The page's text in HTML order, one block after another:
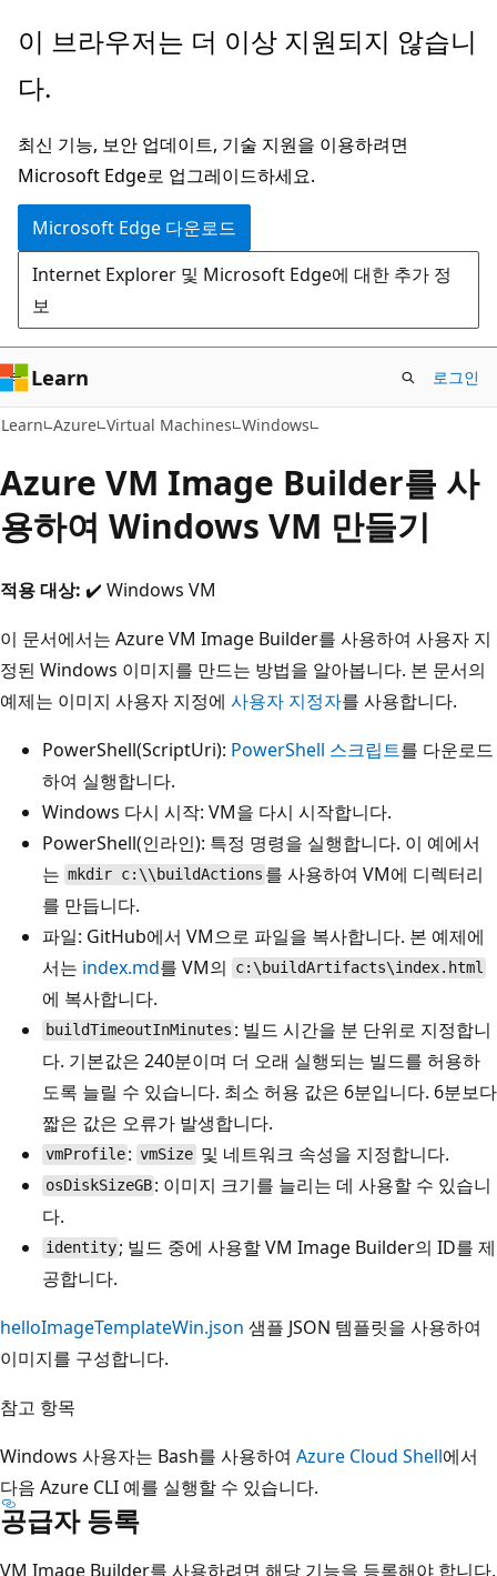
주
콘
츠
로
건
너
뛰
기
이 브라우저는 더 이상 지원되지 않습니
다.
최신 기능, 보안 업데이트, 기술 지원을 이용하려면
Microsoft Edge로 업그레이드하세요.
Microsoft Edge 다운로드
Internet Explorer 및 Microsoft Edge에 대한 추가 정
보
Learn 로그인
Learn Azure Virtual Machines Windows
Azure VM Image Builder를 사
용하여 Windows VM 만들기
적용 대상: ✔️ Windows VM
이 문서에서는 Azure VM Image Builder를 사용하여 사용자 지
정된 Windows 이미지를 만드는 방법을 알아봅니다. 본 문서의
예제는 이미지 사용자 지정에 사용자 지정자를 사용합니다.
PowerShell(ScriptUri): PowerShell 스크립트를 다운로드
하여 실행합니다.
Windows 다시 시작: VM을 다시 시작합니다.
PowerShell(인라인): 특정 명령을 실행합니다. 이 예에서
는 mkdir c:\\buildActions 를 사용하여 VM에 디렉터리
를 만듭니다.
파일: GitHub에서 VM으로 파일을 복사합니다. 본 예제에
서는 index.md를 VM의 c:\buildArtifacts\index.html
에 복사합니다.
buildTimeoutInMinutes : 빌드 시간을 분 단위로 지정합니
다. 기본값은 240분이며 더 오래 실행되는 빌드를 허용하
도록 늘릴 수 있습니다. 최소 허용 값은 6분입니다. 6분보다
짧은 값은 오류가 발생합니다.
vmProfile : vmSize 및 네트워크 속성을 지정합니다.
osDiskSizeGB : 이미지 크기를 늘리는 데 사용할 수 있습니
다.
identity ; 빌드 중에 사용할 VM Image Builder의 ID를 제
공합니다.
helloImageTemplateWin.json 샘플 JSON 템플릿을 사용하여
이미지를 구성합니다.
참고 항목
Windows 사용자는 Bash를 사용하여 Azure Cloud Shell에서
다음 Azure CLI 예를 실행할 수 있습니다.
공급자 등록
VM Image Builder를 사용하려면 해당 기능을 등록해야 합니다.